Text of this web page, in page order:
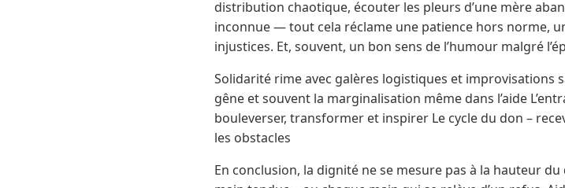
distribution chaotique, écouter les pleurs d’une mère
inconnue — tout cela réclame une patience hors norme,
injustices. Et, souvent, un bon sens de l’humour malgré
Solidarité rime avec galères logistiques et improvisations
gêne et souvent la marginalisation même dans l’aide
bouleverser, transformer et inspirer Le cycle du don –
les obstacles
En conclusion, la dignité ne se mesure pas à la hauteur